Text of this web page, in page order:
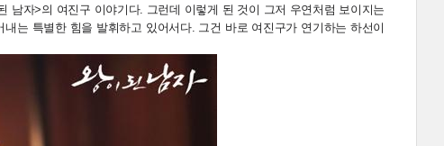
남자>의 여진구 이야기다. 그런데 이렇게 된 것이 그저 우연처럼 보이지는
는 특별한 힘을 발휘하고 있어서다. 그건 바로 여진구가 연기하는 하선이